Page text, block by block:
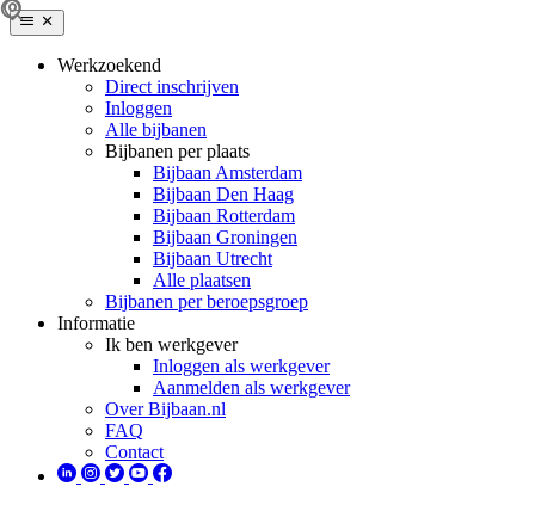
Werkzoekend
Direct inschrijven
Inloggen
Alle bijbanen
Bijbanen per plaats
Bijbaan Amsterdam
Bijbaan Den Haag
Bijbaan Rotterdam
Bijbaan Groningen
Bijbaan Utrecht
Alle plaatsen
Bijbanen per beroepsgroep
Informatie
Ik ben werkgever
Inloggen als werkgever
Aanmelden als werkgever
Over Bijbaan.nl
FAQ
Contact